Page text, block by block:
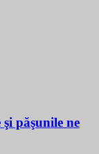
păşunile ne